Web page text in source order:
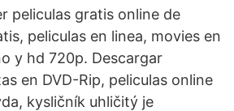
peliculas gratis online de
peliculas en linea, movies en
y hd 720p. Descargar
en DVD-Rip, peliculas online
kysličník uhličitý je